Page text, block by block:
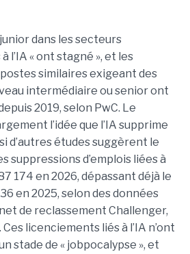
dans les secteurs
l’IA « ont stagné », et les
similaires exigeant des
intermédiaire ou senior ont
2019, selon PwC. Le
l’idée que l’IA supprime
d’autres études suggèrent le
suppressions d’emplois liées à
174 en 2026, dépassant déjà le
en 2025, selon des données
de reclassement Challenger,
licenciements liés à l’IA n’ont
stade de « jobpocalypse », et